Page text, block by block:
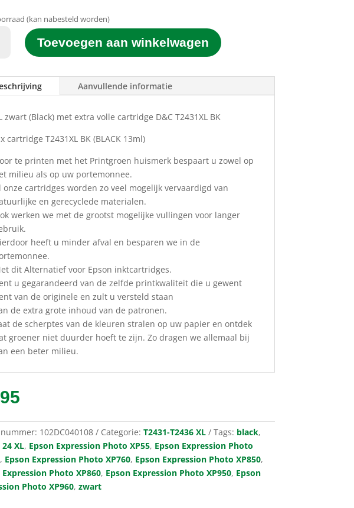
(kan nabesteld worden)
Toevoegen aan winkelwagen
Aanvullende informatie
zwart (Black) met extra volle cartridge D&C T2431XL BK
cartridge T2431XL BK (BLACK 13ml)
te printen met het Printgroen huismerk bespaart u zowel op
milieu als op uw portemonnee.
onze cartridges worden zo veel mogelijk vervaardigd van
en gerecyclede materialen.
werken we met de grootst mogelijke vullingen voor langer
heeft u minder afval en besparen we in de
dit Alternatief voor Epson inktcartridges.
u gegarandeerd van de zelfde printkwaliteit die u gewent
van de originele en zult u versteld staan
de extra grote inhoud van de patronen.
de scherptes van de kleuren stralen op uw papier en ontdek
groener niet duurder hoeft te zijn. Zo dragen we allemaal bij
een beter milieu.
102DC040108 Categorie: T2431-T2436 XL Tags: black,
XL, Epson Expression Photo XP55, Epson Expression Photo
, Epson Expression Photo XP760, Epson Expression Photo XP850,
Expression Photo XP860, Epson Expression Photo XP950, Epson
Photo XP960, zwart